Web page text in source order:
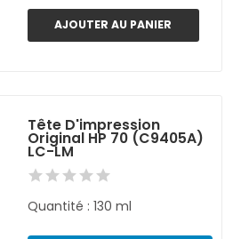
AJOUTER AU PANIER
Tête D'impression
Original HP 70 (C9405A)
LC-LM
Quantité : 130 ml